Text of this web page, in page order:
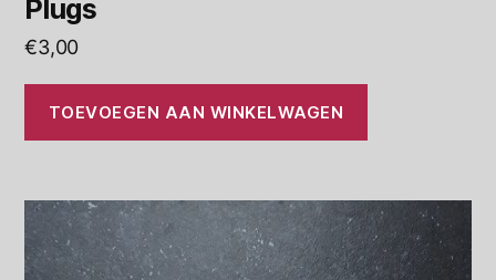
Plugs
€3,00
TOEVOEGEN AAN WINKELWAGEN